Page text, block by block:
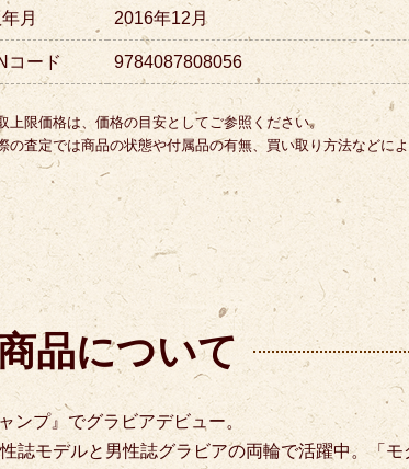
月 2016年12月
コード 9784087808056
上限価格は、価格の目安としてご参照ください。
の査定では商品の状態や付属品の有無、買い取り方法などに
品について
ンプ』でグラビアデビュー。
誌モデルと男性誌グラビアの両輪で活躍中。「モ